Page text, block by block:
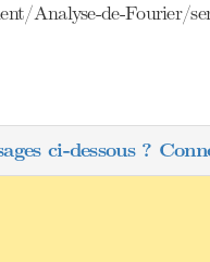
Analyse-de-Fourier/
ci-dessous ?